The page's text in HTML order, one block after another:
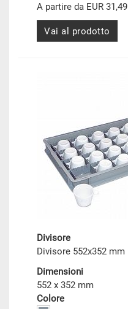
A partire da EUR 31,49
Vai al prodotto
Divisore
Divisore 552x352 mm
Dimensioni
552 x 352 mm
Colore